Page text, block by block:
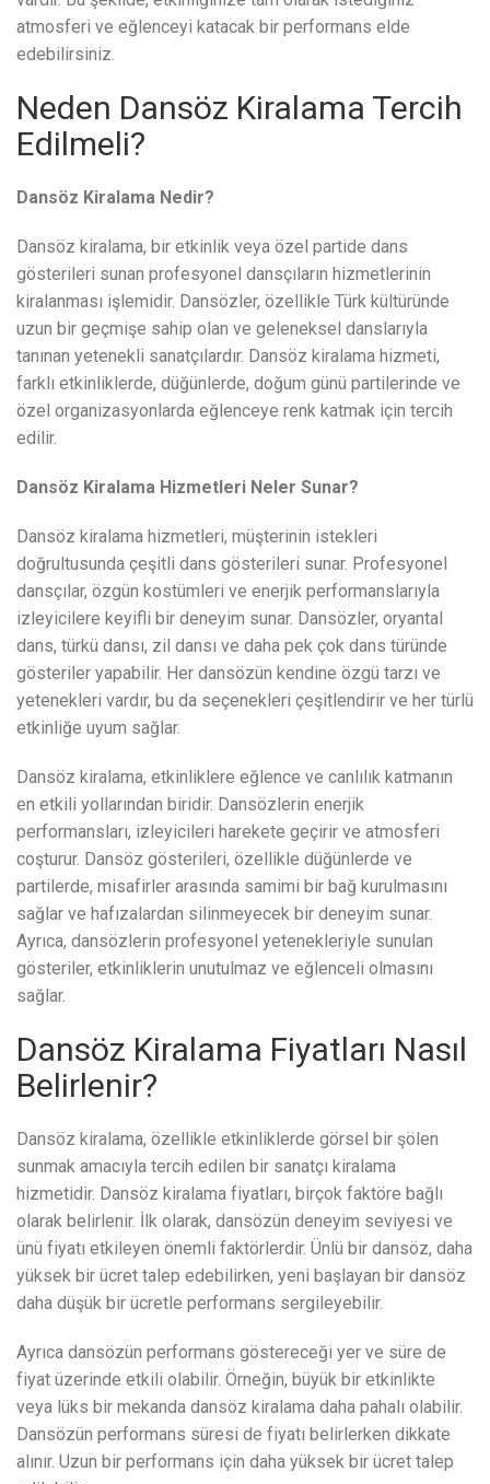
atmosferi ve eğlenceyi katacak bir performans elde
edebilirsiniz.
Neden Dansöz Kiralama Tercih
Edilmeli?
Dansöz Kiralama Nedir?
Dansöz kiralama, bir etkinlik veya özel partide dans
gösterileri sunan profesyonel dansçıların hizmetlerinin
kiralanması işlemidir. Dansözler, özellikle Türk kültüründe
uzun bir geçmişe sahip olan ve geleneksel danslarıyla
tanınan yetenekli sanatçılardır. Dansöz kiralama hizmeti,
farklı etkinliklerde, düğünlerde, doğum günü partilerinde ve
özel organizasyonlarda eğlenceye renk katmak için tercih
edilir.
Dansöz Kiralama Hizmetleri Neler Sunar?
Dansöz kiralama hizmetleri, müşterinin istekleri
doğrultusunda çeşitli dans gösterileri sunar. Profesyonel
dansçılar, özgün kostümleri ve enerjik performanslarıyla
izleyicilere keyifli bir deneyim sunar. Dansözler, oryantal
dans, türkü dansı, zil dansı ve daha pek çok dans türünde
gösteriler yapabilir. Her dansözün kendine özgü tarzı ve
yetenekleri vardır, bu da seçenekleri çeşitlendirir ve her türlü
etkinliğe uyum sağlar.
Dansöz kiralama, etkinliklere eğlence ve canlılık katmanın
en etkili yollarından biridir. Dansözlerin enerjik
performansları, izleyicileri harekete geçirir ve atmosferi
coşturur. Dansöz gösterileri, özellikle düğünlerde ve
partilerde, misafirler arasında samimi bir bağ kurulmasını
sağlar ve hafızalardan silinmeyecek bir deneyim sunar.
Ayrıca, dansözlerin profesyonel yetenekleriyle sunulan
gösteriler, etkinliklerin unutulmaz ve eğlenceli olmasını
sağlar.
Dansöz Kiralama Fiyatları Nasıl
Belirlenir?
Dansöz kiralama, özellikle etkinliklerde görsel bir şölen
sunmak amacıyla tercih edilen bir sanatçı kiralama
hizmetidir. Dansöz kiralama fiyatları, birçok faktöre bağlı
olarak belirlenir. İlk olarak, dansözün deneyim seviyesi ve
ünü fiyatı etkileyen önemli faktörlerdir. Ünlü bir dansöz, daha
yüksek bir ücret talep edebilirken, yeni başlayan bir dansöz
daha düşük bir ücretle performans sergileyebilir.
Ayrıca dansözün performans göstereceği yer ve süre de
fiyat üzerinde etkili olabilir. Örneğin, büyük bir etkinlikte
veya lüks bir mekanda dansöz kiralama daha pahalı olabilir.
Dansözün performans süresi de fiyatı belirlerken dikkate
alınır. Uzun bir performans için daha yüksek bir ücret talep